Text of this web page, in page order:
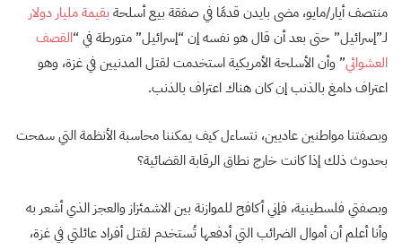
منتصف أيار/مايو، مضى بايدن قدمًا في صفقة بيع أسلحة بقيمة مليار دولار
لـ”إسرائيل” حتى بعد أن قال هو نفسه إن “إسرائيل” متورطة في “القصف
العشوائي” وأن الأسلحة الأمريكية استخدمت لقتل المدنيين في غزة، وهو
اعتراف دامغ بالذنب إن كان هناك اعتراف بالذنب.
وبصفتنا مواطنين عاديين، نتساءل كيف يمكننا محاسبة الأنظمة التي سمحت
بحدوث ذلك إذا كانت خارج نطاق الرقابة القضائية؟
وبصفتي فلسطينية، فإني أكافح للموازنة بين الاشمئزاز والعجز الذي أشعر به
وأنا أعلم أن أموال الضرائب التي أدفعها تُستخدم لقتل أفراد عائلتي في غزة،